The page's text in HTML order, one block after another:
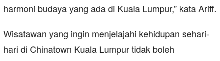
harmoni budaya yang ada di Kuala Lumpur,” kata Ariff.
Wisatawan yang ingin menjelajahi kehidupan sehari-
hari di Chinatown Kuala Lumpur tidak boleh